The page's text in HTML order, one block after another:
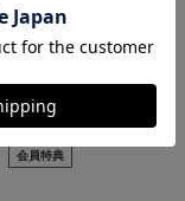
【130cm】キッズユニフ
ォーム
5,610円
会員特典